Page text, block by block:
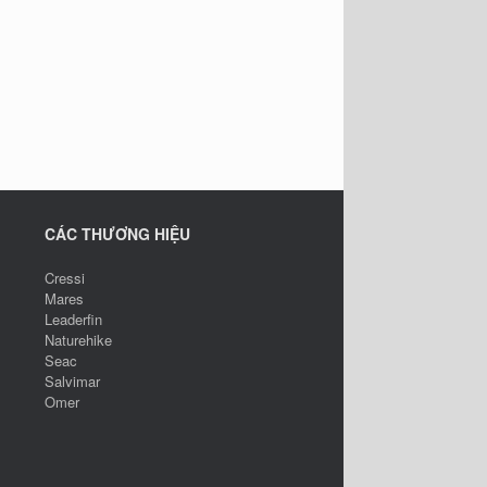
CÁC THƯƠNG HIỆU
Cressi
Mares
Leaderfin
Naturehike
Seac
Salvimar
Omer